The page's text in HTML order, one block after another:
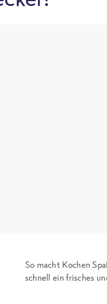
So macht Kochen
schnell ein frisches